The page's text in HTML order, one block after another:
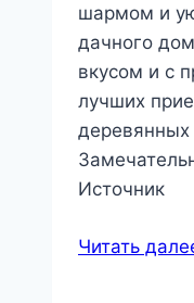
шармом и
дачного
вкусом и с
лучших
Источник
Читать